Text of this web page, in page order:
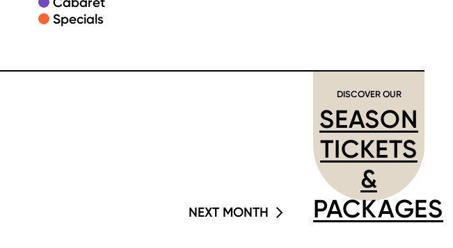
Specials
DISCOVER OUR
SEASON
TICKETS
&
PACKAGES
NEXT MONTH